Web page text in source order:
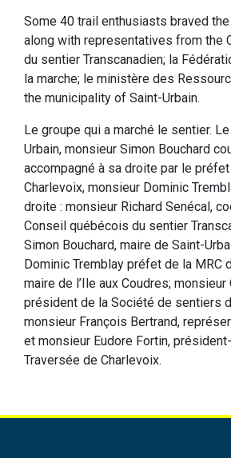
Some 40 trail enthusiasts braved
along with representatives from the
du sentier Transcanadien; la
la marche; le ministère des
the municipality of Saint-Urbain.
Le groupe qui a marché le sentier.
Urbain, monsieur Simon Bouchard
accompagné à sa droite par le
Charlevoix, monsieur Dominic
droite : monsieur Richard Senécal,
Conseil québécois du sentier
Simon Bouchard, maire de Saint-
Dominic Tremblay préfet de la MRC
maire de l’Ile aux Coudres; monsieur
président de la Société de sentiers
monsieur François Bertrand,
et monsieur Eudore Fortin,
Traversée de Charlevoix.